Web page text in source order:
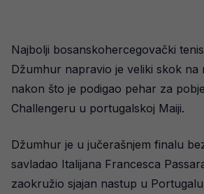
Najbolji bosanskohercegovački
Džumhur napravio je veliki skok na
nakon što je podigao pehar za
Challengeru u portugalskoj Maiji.
Džumhur je u jučerašnjem finalu
savladao Italijana Francesca
zaokružio sjajan nastup u